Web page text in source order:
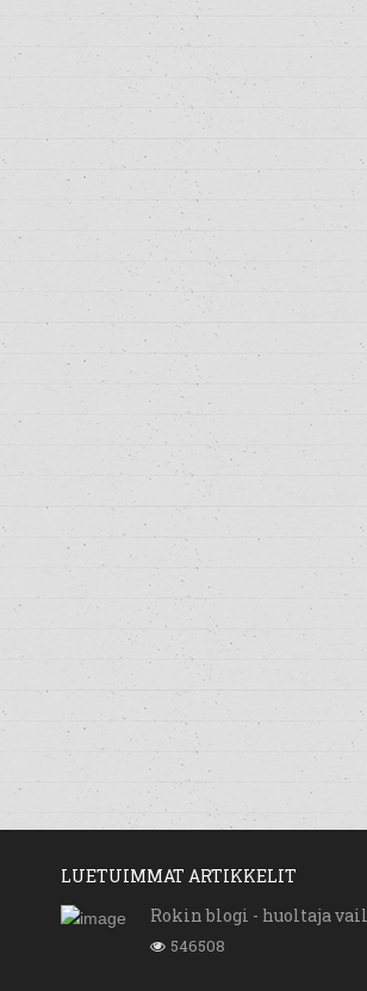
LUETUIMMAT ARTIKKELIT
Rokin blogi - huoltaja
546508